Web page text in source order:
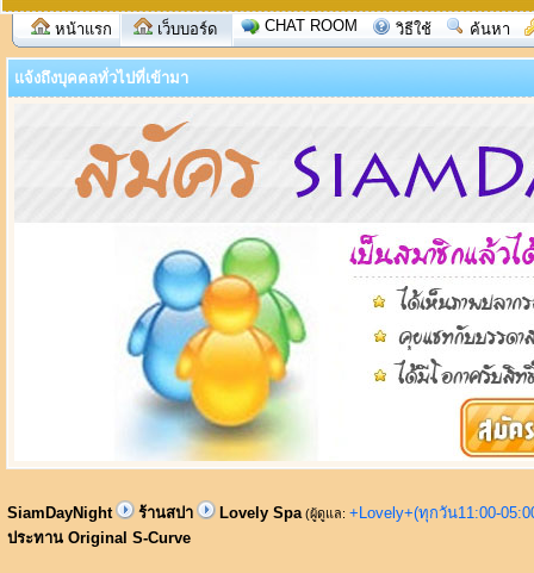
หน้าแรก เว็บบอร์ด CHAT ROOM วิธีใช้ ค้นหา
แจ้งถึงบุคคลทั่วไปที่เข้ามา
SiamDayNight ร้านสปา Lovely Spa (ผู้ดูแล: +Lovely+(ทุกวัน11:00-
ประทาน Original S-Curve